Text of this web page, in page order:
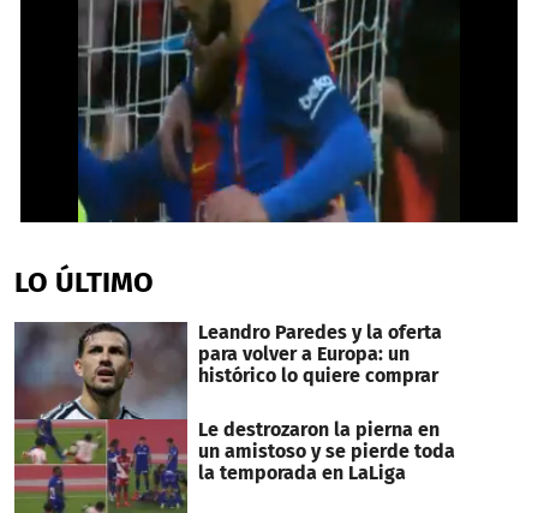
of
37
LO ÚLTIMO
Leandro Paredes y la oferta
para volver a Europa: un
histórico lo quiere comprar
Le destrozaron la pierna en
un amistoso y se pierde toda
la temporada en LaLiga